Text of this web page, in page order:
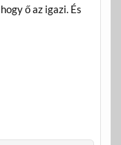
ő az igazi. És